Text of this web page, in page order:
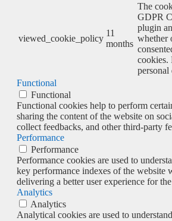
viewed_cookie_policy
11
months
The
GDPR
plugin
whether
cookies.
personal
Functional
Functional
Functional cookies help to perform
sharing the content of the website on
collect feedbacks, and other third-party
Performance
Performance
Performance cookies are used to
key performance indexes of the website
delivering a better user experience for
Analytics
Analytics
Analytical cookies are used to